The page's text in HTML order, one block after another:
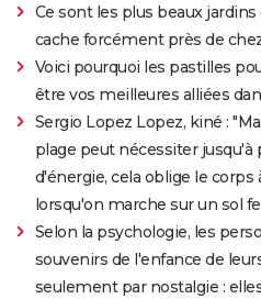
Ce sont les plus beaux
cache forcément près de
Voici pourquoi les pastilles
être vos meilleures alliées
Sergio Lopez Lopez, kiné :
plage peut nécessiter jusqu'à
d'énergie, cela oblige le corps
lorsqu'on marche sur un sol
Selon la psychologie, les
souvenirs de l'enfance de
seulement par nostalgie :